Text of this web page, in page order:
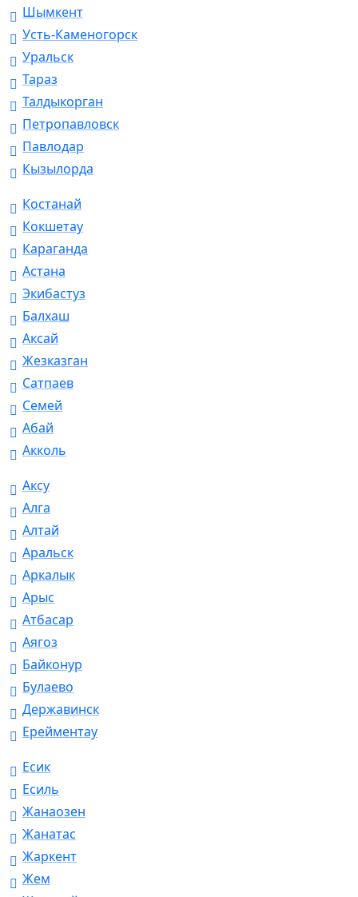
Шымкент
Усть-Каменогорск
Уральск
Тараз
Талдыкорган
Петропавловск
Павлодар
Кызылорда
Костанай
Кокшетау
Караганда
Астана
Экибастуз
Балхаш
Аксай
Жезказган
Сатпаев
Семей
Абай
Акколь
Аксу
Алга
Алтай
Аральск
Аркалык
Арыс
Атбасар
Аягоз
Байконур
Булаево
Державинск
Ерейментау
Есик
Есиль
Жанаозен
Жанатас
Жаркент
Жем